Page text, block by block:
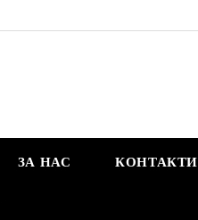
ЗА НАС КОНТАКТИ